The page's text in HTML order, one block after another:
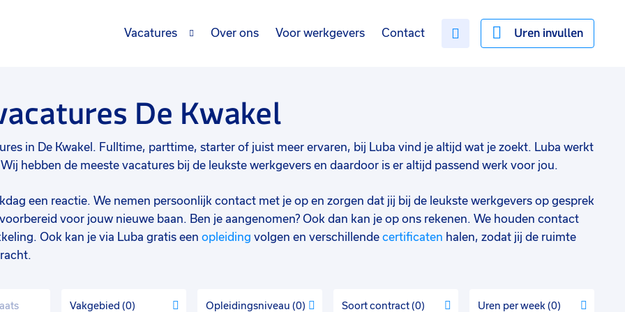
Uren invullen
Vacatures Over ons Voor werkgevers Contact
De Kwakel
in De Kwakel. Fulltime, parttime, starter of juist meer ervaren, bij Luba vind je altijd wat je zoekt. Luba werkt
hebben de meeste vacatures bij de leukste werkgevers en daardoor is er altijd passend werk voor jou.
een reactie. We nemen persoonlijk contact met je op en zorgen dat jij bij de leukste werkgevers op gesprek
voor jouw nieuwe baan. Ben je aangenomen? Ook dan kan je op ons rekenen. We houden contact
Ook kan je via Luba gratis een opleiding volgen en verschillende certificaten halen, zodat jij de ruimte
Vakgebied 0 Opleidingsniveau 0 Soort contract 0 Uren per week 0